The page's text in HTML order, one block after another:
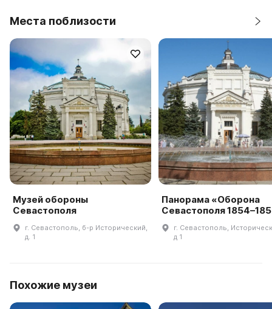
Места поблизости
Музей обороны
Севастополя
г. Севастополь, б-р Исторический,
д. 1
Панорама «Оборона
Севастополя
г. Севастополь,
д 1
Похожие музеи